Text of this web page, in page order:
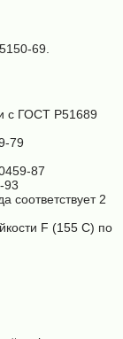
69.
с ГОСТ Р51689
79
87
93
соответствует 2
F (155 C) по